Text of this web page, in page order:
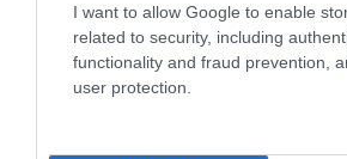
I want to allow Google to enable
related to security, including
functionality and fraud prevention,
user protection.
kitüntetést . A budapesti
hagyományteremtővé váltak,
jövőben a Szövetség minden